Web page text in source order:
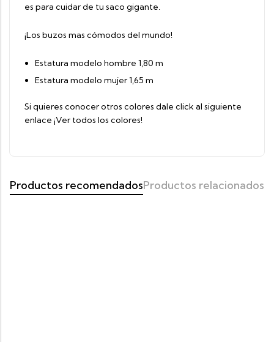
es para cuidar de tu saco gigante.
¡Los buzos mas cómodos del mundo!
Estatura modelo hombre 1,80 m
Estatura modelo mujer 1,65 m
Si quieres conocer otros colores dale click al siguiente
enlace ¡Ver todos los colores!
Productos recomendadosProductos relacionados